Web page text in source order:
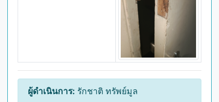
ผู้ดำเนินการ: รักชาติ ทรัพย์มูล